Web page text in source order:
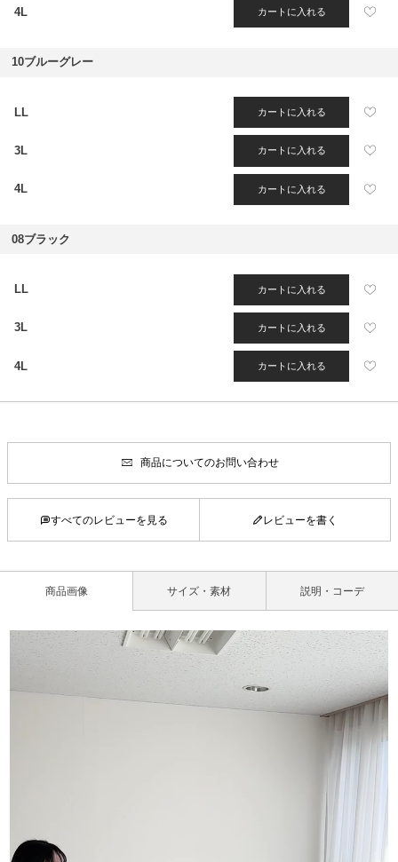
4L カートに入れる
10ブルーグレー
LL カートに入れる
3L カートに入れる
4L カートに入れる
08ブラック
LL カートに入れる
3L カートに入れる
4L カートに入れる
商品についてのお問い合わせ
すべてのレビューを見る レビューを書く
商品画像 サイズ・素材 説明・コーデ